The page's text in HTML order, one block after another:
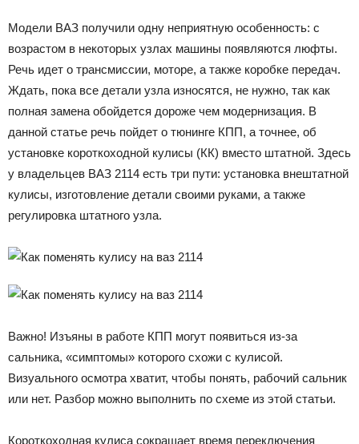
Модели ВАЗ получили одну неприятную особенность: с
возрастом в некоторых узлах машины появляются люфты.
Речь идет о трансмиссии, моторе, а также коробке передач.
Ждать, пока все детали узла износятся, не нужно, так как
полная замена обойдется дороже чем модернизация. В
данной статье речь пойдет о тюнинге КПП, а точнее, об
установке короткоходной кулисы (КК) вместо штатной. Здесь
у владельцев ВАЗ 2114 есть три пути: установка внештатной
кулисы, изготовление детали своими руками, а также
регулировка штатного узла.
Важно! Изъяны в работе КПП могут появиться из-за
сальника, «симптомы» которого схожи с кулисой.
Визуального осмотра хватит, чтобы понять, рабочий сальник
или нет. Разбор можно выполнить по схеме из этой статьи.
Короткоходная кулиса сокращает время переключения